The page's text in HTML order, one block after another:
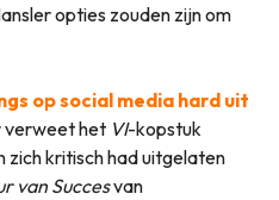
opties zouden zijn om
op social media hard uit
verweet het VI-kopstuk
zich kritisch had uitgelaten
van Succesvan